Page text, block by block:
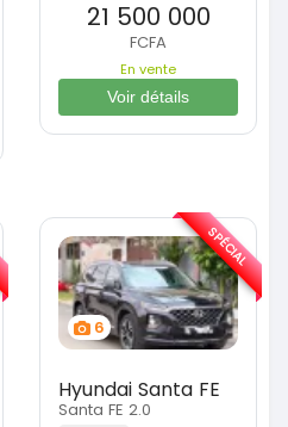
21 500 000
FCFA
En vente
Voir détails
6
Hyundai Santa FE
Santa FE 2.0
SPÉCIAL